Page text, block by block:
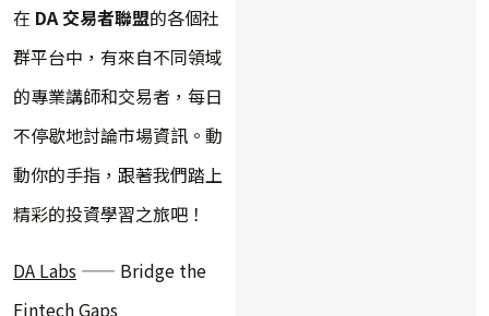
在 DA 交易者聯盟的各個社
群平台中，有來自不同領域
的專業講師和交易者，每日
不停歇地討論市場資訊。動
動你的手指，跟著我們踏上
精彩的投資學習之旅吧！
DA Labs —— Bridge the
Fintech Gaps